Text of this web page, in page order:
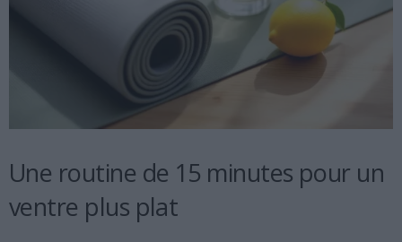
Une routine de 15 minutes pour un
ventre plus plat